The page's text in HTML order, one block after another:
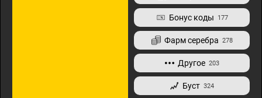
Бонус коды 177
Фарм серебра 278
Другое 203
Буст 324